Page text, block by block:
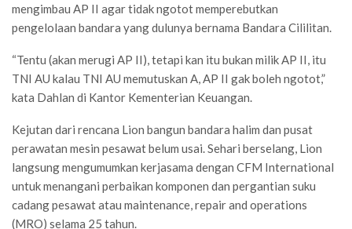
mengimbau AP II agar tidak ngotot memperebutkan
pengelolaan bandara yang dulunya bernama Bandara Cililitan.
“Tentu (akan merugi AP II), tetapi kan itu bukan milik AP II, itu
TNI AU kalau TNI AU memutuskan A, AP II gak boleh ngotot,”
kata Dahlan di Kantor Kementerian Keuangan.
Kejutan dari rencana Lion bangun bandara halim dan pusat
perawatan mesin pesawat belum usai. Sehari berselang, Lion
langsung mengumumkan kerjasama dengan CFM International
untuk menangani perbaikan komponen dan pergantian suku
cadang pesawat atau maintenance, repair and operations
(MRO) selama 25 tahun.